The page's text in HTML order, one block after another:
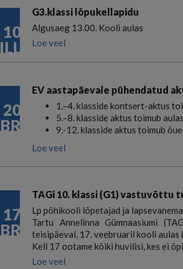
10
G3.klassi lõpukellapidu
Algusaeg 13.00. Kooli aulas
Loe veel
20
EV aastapäevale pühendatud
1.–4. klasside kontsert-aktus
5.–8. klasside aktus toimub
9.-12. klasside aktus toimub
Loe veel
17
TAGi 10. klassi (G1)
Lp põhikooli lõpetajad ja
Tartu Annelinna Gümnaasiumi
teisipäeval, 17. veebruaril kooli aulas
Kell 17 ootame kõiki huvilisi, kes ei õpi
Loe veel